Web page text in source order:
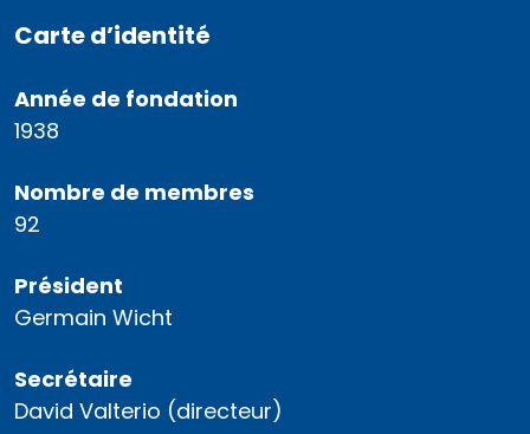
Carte d’identité
Année de fondation
1938
Nombre de membres
92
Président
Germain Wicht
Secrétaire
David Valterio (directeur)